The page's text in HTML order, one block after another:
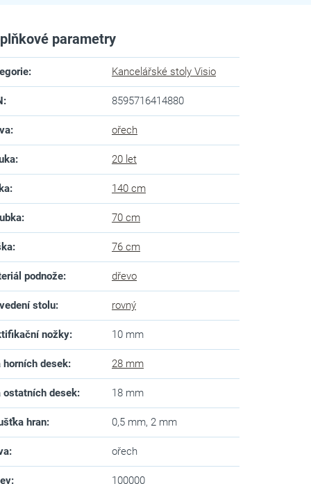
parametry
: Kancelářské stoly Visio
: 8595716414880
: ořech
: 20 let
: 140 cm
: 70 cm
: 76 cm
podnože: dřevo
stolu: rovný
nožky: 10 mm
horních desek: 28 mm
ostatních desek: 18 mm
hran: 0,5 mm, 2 mm
: ořech
: 100000